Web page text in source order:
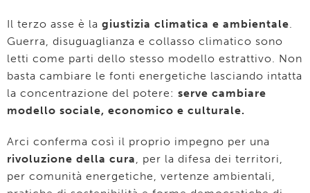
Il terzo asse è la giustizia climatica e ambientale
Guerra, disuguaglianza e collasso climatico sono
letti come parti dello stesso modello estrattivo. Non
basta cambiare le fonti energetiche lasciando intatta
la concentrazione del potere: serve cambiare
modello sociale, economico e culturale.
Arci conferma così il proprio impegno per una
rivoluzione della cura
, per la difesa dei territori,
per comunità energetiche, vertenze ambientali,